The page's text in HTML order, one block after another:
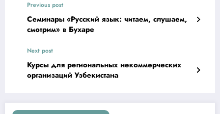
Previous post
Семинары «Русский язык: читаем, слушаем,
смотрим» в Бухаре
Next post
Курсы для региональных некоммерческих
организаций Узбекистана